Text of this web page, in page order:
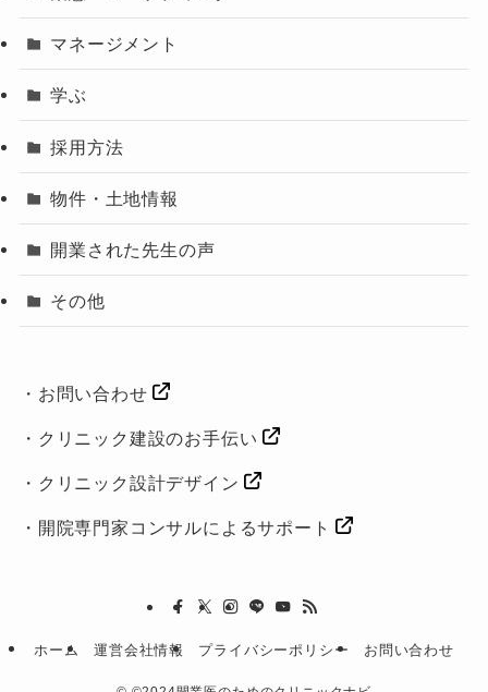
マネージメント
学ぶ
採用方法
物件・土地情報
開業された先生の声
その他
・ お問い合わせ
・ クリニック建設のお手伝い
・ クリニック設計デザイン
・ 開院専門家コンサルによるサポート
ホーム 運営会社情報 プライバシーポリシー お問い合わせ